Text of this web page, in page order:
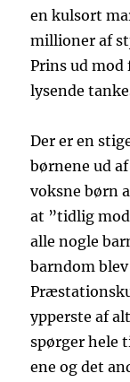
en kulsort
millioner af
Prins ud mod
lysende
Der er en
børnene ud
voksne børn
at ”tidlig
alle nogle
barndom
ypperste af
spørger hele
ene og det